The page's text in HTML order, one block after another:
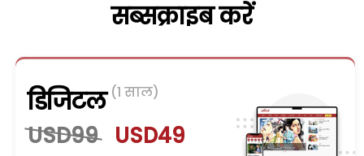
सब्सक्राइब करें
डिजिटल (1 साल)
USD99 USD49